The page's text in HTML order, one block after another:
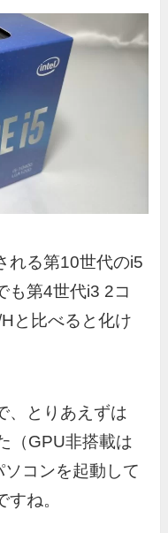
れる第10世代のi5
も第4世代i3 2コ
と比べると化け
、とりあえずは
（GPU非搭載は
コンを起動して
ね。